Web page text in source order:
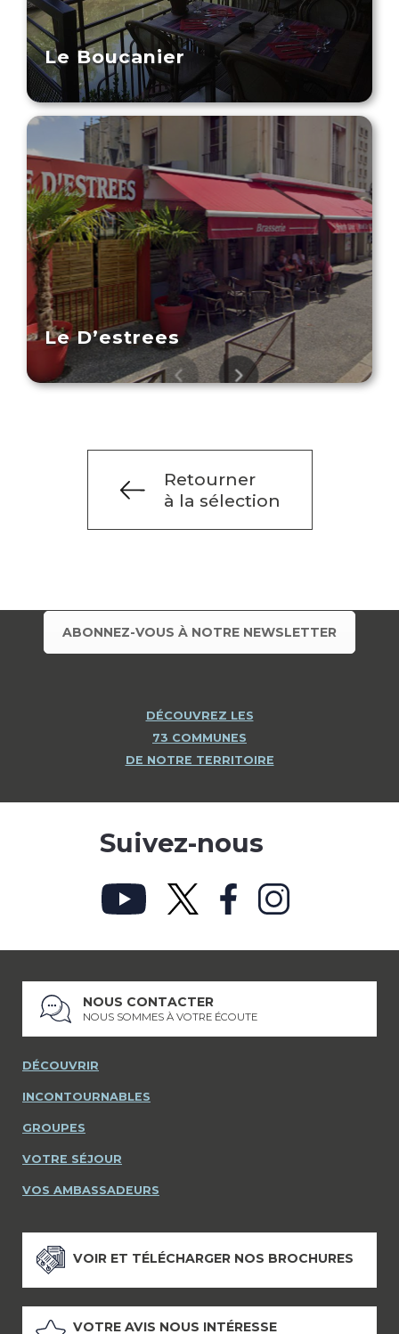
Le Boucanier
Le D’estrees
Retourner
à la sélection
ABONNEZ-VOUS À NOTRE NEWSLETTER
DÉCOUVREZ LES
73 COMMUNES
DE NOTRE TERRITOIRE
Suivez-nous
NOUS CONTACTER
NOUS SOMMES À VOTRE ÉCOUTE
DÉCOUVRIR
INCONTOURNABLES
GROUPES
VOTRE SÉJOUR
VOS AMBASSADEURS
VOIR ET TÉLÉCHARGER NOS BROCHURES
VOTRE AVIS NOUS INTÉRESSE